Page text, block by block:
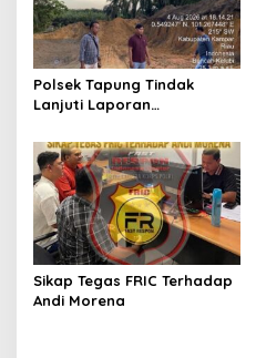
Polsek Tapung Tindak
Lanjuti Laporan
Penambangan Ilegal di
Desa Bencah Kelubi
Sikap Tegas FRIC Terhadap
Andi Morena